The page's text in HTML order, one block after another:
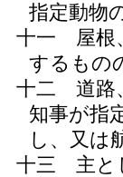
指定動物
十一
屋根
するもの
十二
道路
知事が指
し、又は
十三
主と